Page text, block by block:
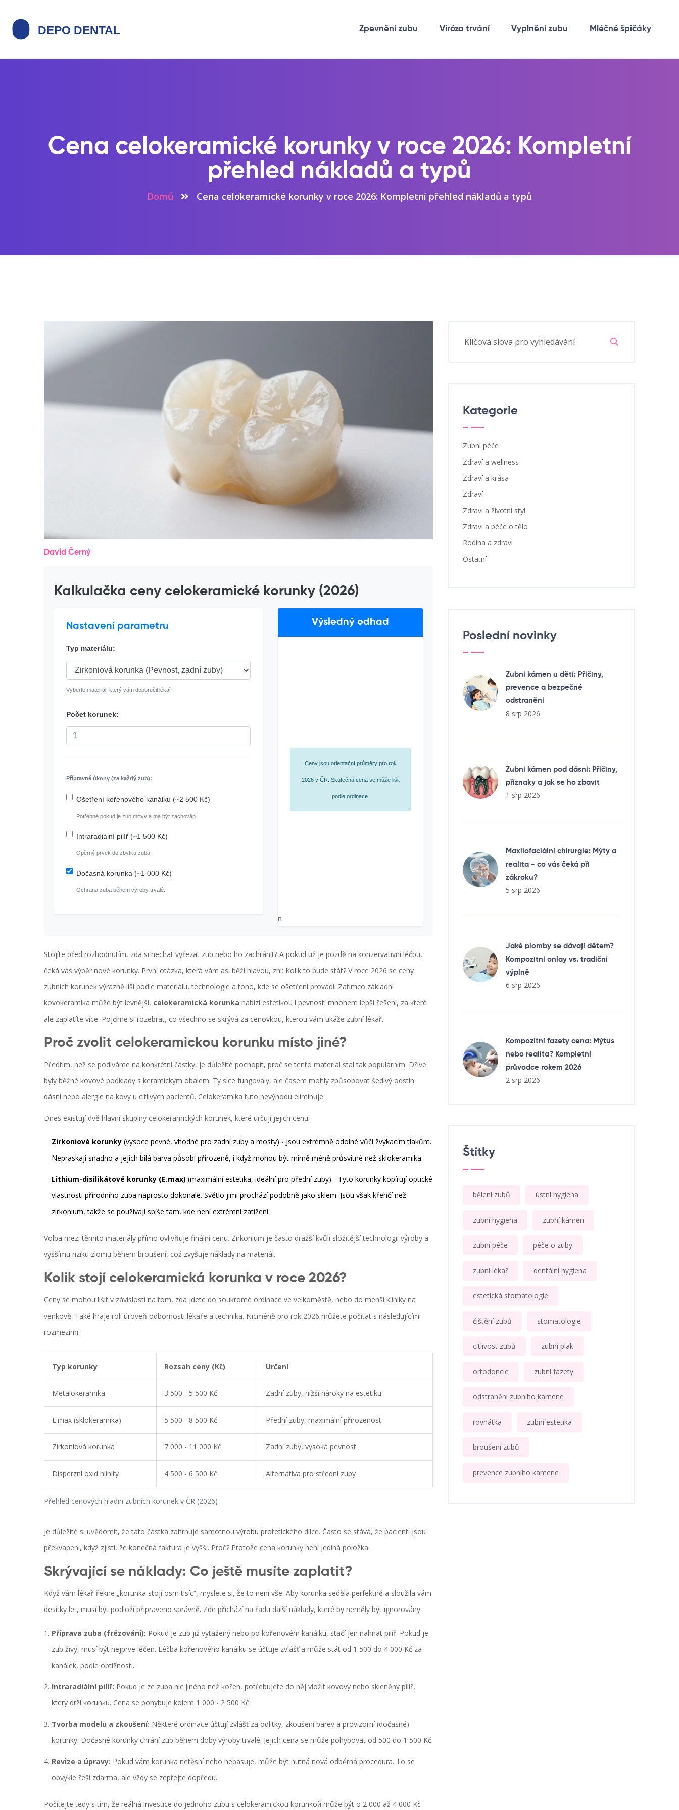
Zpevnění zubu Viróza trvání Vyplnění zubu Mléčné špičáky
Cena celokeramické korunky v roce 2026: Kompletní
přehled nákladů a typů
Domů Cena celokeramické korunky v roce 2026: Kompletní přehled nákladů a typů
David Černý
Kalkulačka ceny celokeramické korunky (2026)
Nastavení parametru
Typ materiálu:
Vyberte materiál, který vám doporučil lékař.
Počet korunek:
Přípravné úkony (za každý zub):
Ošetření kořenového kanálku (~2 500 Kč)
Potřebné pokud je zub mrtvý a má být zachován.
Intraradiální pilíř (~1 500 Kč)
Opěrný prvek do zbytku zuba.
Dočasná korunka (~1 000 Kč)
Ochrana zuba během výroby trvalé.
Výsledný odhad
Ceny jsou orientační průměry pro rok
2026 v ČR. Skutečná cena se může lišit
podle ordinace.
n
Stojíte před rozhodnutím, zda si nechat vyřezat zub nebo ho zachránit? A pokud už je pozdě na konzervativní léčbu,
čeká vás výběr nové korunky. První otázka, která vám asi běží hlavou, zní: Kolik to bude stát? V roce 2026 se ceny
zubních korunek výrazně liší podle materiálu, technologie a toho, kde se ošetření provádí. Zatímco základní
kovokeramika může být levnější, celokeramická korunka nabízí estetikou i pevností mnohem lepší řešení, za které
ale zaplatíte více. Pojďme si rozebrat, co všechno se skrývá za cenovkou, kterou vám ukáže zubní lékař.
Proč zvolit celokeramickou korunku místo jiné?
Předtím, než se podíváme na konkrétní částky, je důležité pochopit, proč se tento materiál stal tak populárním. Dříve
byly běžné kovové podklady s keramickým obalem. Ty sice fungovaly, ale časem mohly způsobovat šedivý odstín
dásní nebo alergie na kovy u citlivých pacientů. Celokeramika tuto nevýhodu eliminuje.
Dnes existují dvě hlavní skupiny celokeramických korunek, které určují jejich cenu:
Zirkoniové korunky (vysoce pevné, vhodné pro zadní zuby a mosty) - Jsou extrémně odolné vůči žvýkacím tlakům.
Nepraskají snadno a jejich bílá barva působí přirozeně, i když mohou být mírně méně průsvitné než sklokeramika.
Lithium-disilikátové korunky (E.max) (maximální estetika, ideální pro přední zuby) - Tyto korunky kopírují optické
vlastnosti přírodního zuba naprosto dokonale. Světlo jimi prochází podobně jako sklem. Jsou však křehčí než
zirkonium, takže se používají spíše tam, kde není extrémní zatížení.
Volba mezi těmito materiály přímo ovlivňuje finální cenu. Zirkonium je často dražší kvůli složitější technologii výroby a
vyššímu riziku zlomu během broušení, což zvyšuje náklady na materiál.
Kolik stojí celokeramická korunka v roce 2026?
Ceny se mohou lišit v závislosti na tom, zda jdete do soukromé ordinace ve velkoměstě, nebo do menší kliniky na
venkově. Také hraje roli úroveň odbornosti lékaře a technika. Nicméně pro rok 2026 můžete počítat s následujícími
rozmezími:
Přehled cenových hladin zubních korunek v ČR (2026)
Typ korunky Rozsah ceny (Kč) Určení
Metalokeramika 3 500 - 5 500 Kč Zadní zuby, nižší nároky na estetiku
E.max (sklokeramika) 5 500 - 8 500 Kč Přední zuby, maximální přirozenost
Zirkoniová korunka 7 000 - 11 000 Kč Zadní zuby, vysoká pevnost
Disperzní oxid hlinitý 4 500 - 6 500 Kč Alternativa pro střední zuby
Je důležité si uvědomit, že tato částka zahrnuje samotnou výrobu protetického dílce. Často se stává, že pacienti jsou
překvapeni, když zjistí, že konečná faktura je vyšší. Proč? Protože cena korunky není jediná položka.
Skrývající se náklady: Co ještě musíte zaplatit?
Když vám lékař řekne „korunka stojí osm tisíc“, myslete si, že to není vše. Aby korunka seděla perfektně a sloužila vám
desítky let, musí být podloží připraveno správně. Zde přichází na řadu další náklady, které by neměly být ignorovány:
Příprava zuba (frézování): Pokud je zub již vytažený nebo po kořenovém kanálku, stačí jen nahnat pilíř. Pokud je
zub živý, musí být nejprve léčen. Léčba kořenového kanálku se účtuje zvlášť a může stát od 1 500 do 4 000 Kč za
kanálek, podle obtížnosti.
Intraradiální pilíř: Pokud je ze zuba nic jiného než kořen, potřebujete do něj vložit kovový nebo skleněný pilíř,
který drží korunku. Cena se pohybuje kolem 1 000 - 2 500 Kč.
Tvorba modelu a zkoušení: Některé ordinace účtují zvlášť za odlitky, zkoušení barev a provizorní (dočasné)
korunky. Dočasné korunky chrání zub během doby výroby trvalé. Jejich cena se může pohybovat od 500 do 1 500 Kč.
Revize a úpravy: Pokud vám korunka netěsní nebo nepasuje, může být nutná nová odběrná procedura. To se
obvykle řeší zdarma, ale vždy se zeptejte dopředu.
Počítejte tedy s tím, že reálná investice do jednoho zubu s celokeramickou korunкой může být o 2 000 až 4 000 Kč
Kategorie
Zubní péče
Zdraví a wellness
Zdraví a krása
Zdraví
Zdraví a životní styl
Zdraví a péče o tělo
Rodina a zdraví
Ostatní
Poslední novinky
Zubní kámen u dětí: Příčiny,
prevence a bezpečné
odstranění
8 srp 2026
Zubní kámen pod dásní: Příčiny,
příznaky a jak se ho zbavit
1 srp 2026
Maxilofaciální chirurgie: Mýty a
realita - co vás čeká při
zákroku?
5 srp 2026
Jaké plomby se dávají dětem?
Kompozitní onlay vs. tradiční
výplně
6 srp 2026
Kompozitní fazety cena: Mýtus
nebo realita? Kompletní
průvodce rokem 2026
2 srp 2026
Štítky
bělení zubů ústní hygiena
zubní hygiena zubní kámen
zubní péče péče o zuby
zubní lékař dentální hygiena
estetická stomatologie
čištění zubů stomatologie
citlivost zubů zubní plak
ortodoncie zubní fazety
odstranění zubního kamene
rovnátka zubní estetika
broušení zubů
prevence zubního kamene